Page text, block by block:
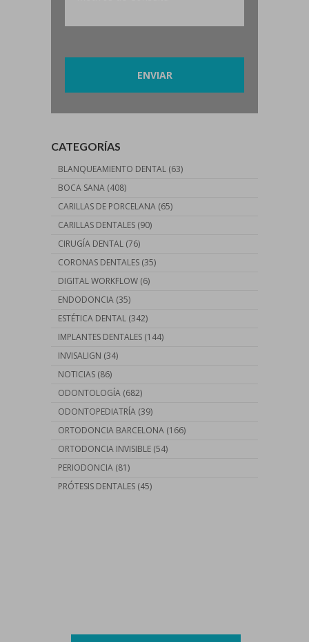
CATEGORÍAS
BLANQUEAMIENTO DENTAL (63)
BOCA SANA (408)
CARILLAS DE PORCELANA (65)
CARILLAS DENTALES (90)
CIRUGÍA DENTAL (76)
CORONAS DENTALES (35)
DIGITAL WORKFLOW (6)
ENDODONCIA (35)
ESTÉTICA DENTAL (342)
IMPLANTES DENTALES (144)
INVISALIGN (34)
NOTICIAS (86)
ODONTOLOGÍA (682)
ODONTOPEDIATRÍA (39)
ORTODONCIA BARCELONA (166)
ORTODONCIA INVISIBLE (54)
PERIODONCIA (81)
PRÓTESIS DENTALES (45)